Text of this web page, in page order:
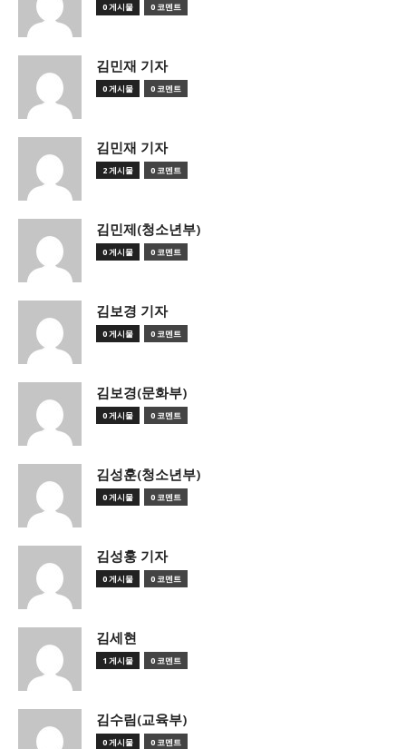
0 게시물 0 코멘트
김민재 기자
0 게시물 0 코멘트
김민재 기자
2 게시물 0 코멘트
김민제(청소년부)
0 게시물 0 코멘트
김보경 기자
0 게시물 0 코멘트
김보경(문화부)
0 게시물 0 코멘트
김성훈(청소년부)
0 게시물 0 코멘트
김성훙 기자
0 게시물 0 코멘트
김세현
1 게시물 0 코멘트
김수림(교육부)
0 게시물 0 코멘트